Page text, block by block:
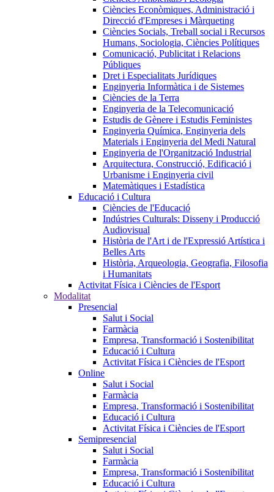
Ciències Econòmiques, Administració i
Direcció d'Empreses i Màrqueting
Ciències Socials, Treball social i Recursos
Humans, Sociologia, Ciències Polítiques
Comunicació, Publicitat i Relacions
Públiques
Dret i Especialitats Jurídiques
Enginyeria Informàtica i de Sistemes
Ciències de la Terra
Enginyeria de la Telecomunicació
Estudis de Gènere i Estudis Feministes
Enginyeria Química, Enginyeria dels
Materials i Enginyeria del Medi Natural
Enginyeria de l'Organització Industrial
Arquitectura, Construcció, Edificació i
Urbanisme i Enginyeria civil
Matemàtiques i Estadística
Educació i Cultura
Ciències de l'Educació
Indústries Culturals: Disseny i Producció
Audiovisual
Història de l'Art i de l'Expressió Artística i
Belles Arts
Història, Arqueologia, Geografia, Filosofia
i Humanitats
Activitat Física i Ciències de l'Esport
Modalitat
Presencial
Salut i Social
Farmàcia
Empresa, Transformació i Sostenibilitat
Educació i Cultura
Activitat Física i Ciències de l'Esport
Online
Salut i Social
Farmàcia
Empresa, Transformació i Sostenibilitat
Educació i Cultura
Activitat Física i Ciències de l'Esport
Semipresencial
Salut i Social
Farmàcia
Empresa, Transformació i Sostenibilitat
Educació i Cultura